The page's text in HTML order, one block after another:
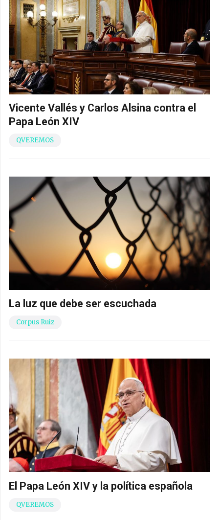
Vicente Vallés y Carlos Alsina contra el
Papa León XIV
QVEREMOS
La luz que debe ser escuchada
Corpus Ruiz
El Papa León XIV y la política española
QVEREMOS